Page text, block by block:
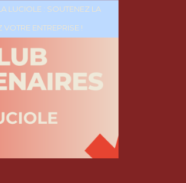
LUCIOLE : SOUTENEZ LA
VOTRE ENTREPRISE !